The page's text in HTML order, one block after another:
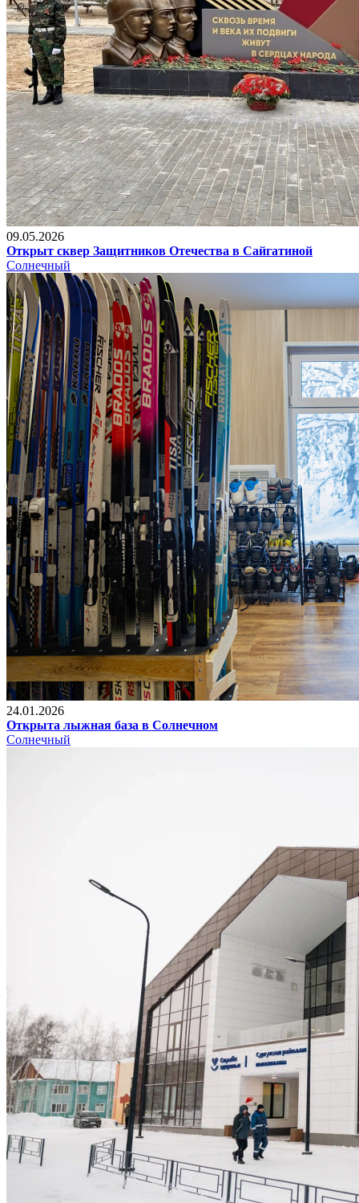
09.05.2026
Открыт сквер Защитников Отечества в Сайгатиной
Солнечный
24.01.2026
Открыта лыжная база в Солнечном
Солнечный